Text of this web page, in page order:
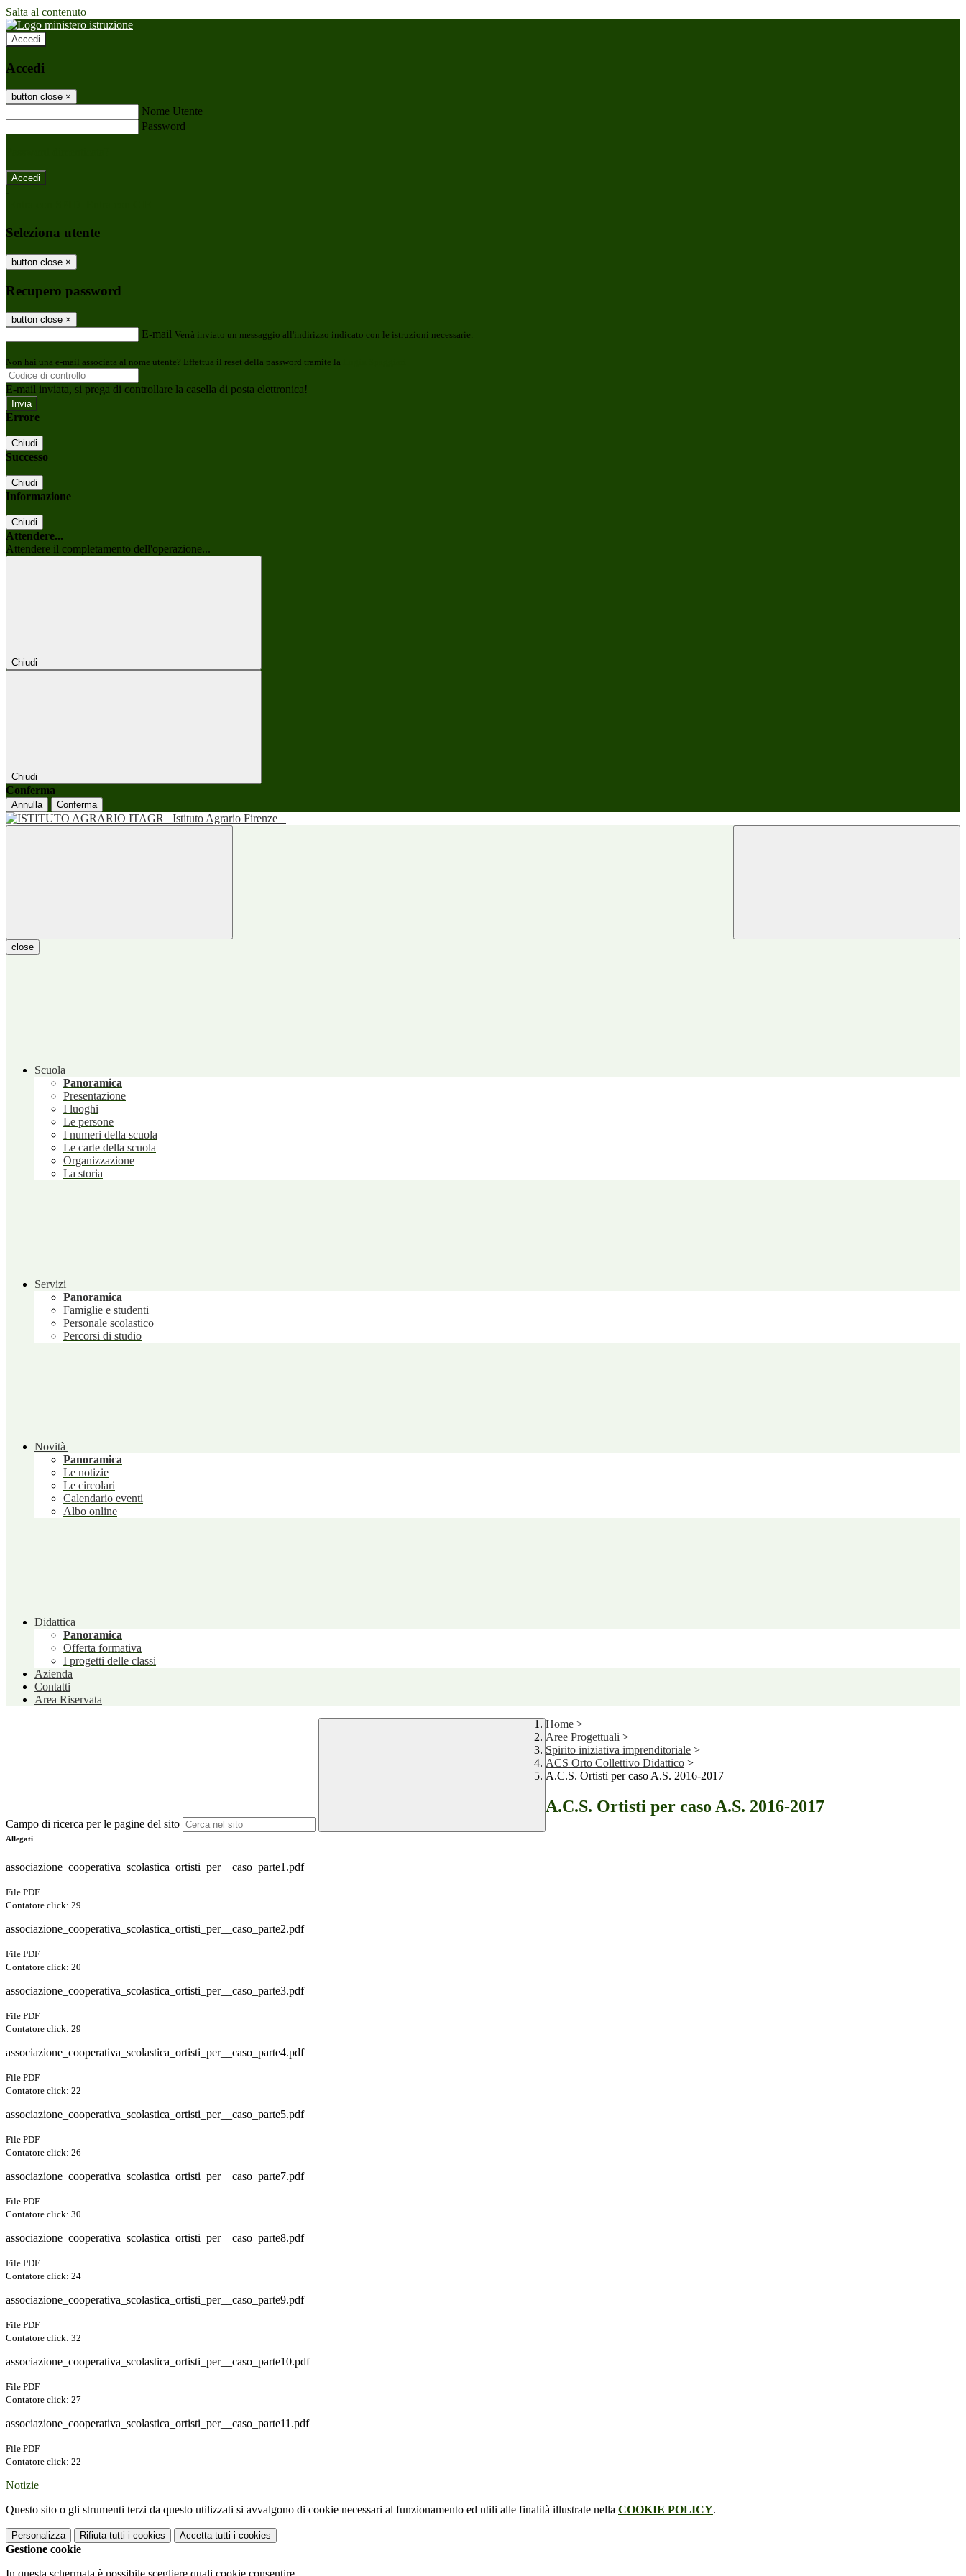
Salta al contenuto
Accedi
Accedi
button close ×
Nome Utente
Password
-
Seleziona utente
button close ×
Recupero password
button close ×
E-mail Verrà inviato un messaggio all'indirizzo indicato con le istruzioni necessarie.
Non hai una e-mail associata al nome utente? Effettua il reset della password tramite la
E-mail inviata, si prega di controllare la casella di posta elettronica!
Errore
Chiudi
Successo
Chiudi
Informazione
Chiudi
Attendere...
Attendere il completamento dell'operazione...
Chiudi
Chiudi
Conferma
Annulla Conferma
Istituto Agrario Firenze
close
Scuola
Panoramica
Presentazione
I luoghi
Le persone
I numeri della scuola
Le carte della scuola
Organizzazione
La storia
Servizi
Panoramica
Famiglie e studenti
Personale scolastico
Percorsi di studio
Novità
Panoramica
Le notizie
Le circolari
Calendario eventi
Albo online
Didattica
Panoramica
Offerta formativa
I progetti delle classi
Azienda
Contatti
Area Riservata
Campo di ricerca per le pagine del sito
Home >
Aree Progettuali >
Spirito iniziativa imprenditoriale >
ACS Orto Collettivo Didattico >
A.C.S. Ortisti per caso A.S. 2016-2017
A.C.S. Ortisti per caso A.S. 2016-2017
Allegati
associazione_cooperativa_scolastica_ortisti_per__caso_parte1.pdf
File PDF
Contatore click: 29
associazione_cooperativa_scolastica_ortisti_per__caso_parte2.pdf
File PDF
Contatore click: 20
associazione_cooperativa_scolastica_ortisti_per__caso_parte3.pdf
File PDF
Contatore click: 29
associazione_cooperativa_scolastica_ortisti_per__caso_parte4.pdf
File PDF
Contatore click: 22
associazione_cooperativa_scolastica_ortisti_per__caso_parte5.pdf
File PDF
Contatore click: 26
associazione_cooperativa_scolastica_ortisti_per__caso_parte7.pdf
File PDF
Contatore click: 30
associazione_cooperativa_scolastica_ortisti_per__caso_parte8.pdf
File PDF
Contatore click: 24
associazione_cooperativa_scolastica_ortisti_per__caso_parte9.pdf
File PDF
Contatore click: 32
associazione_cooperativa_scolastica_ortisti_per__caso_parte10.pdf
File PDF
Contatore click: 27
associazione_cooperativa_scolastica_ortisti_per__caso_parte11.pdf
File PDF
Contatore click: 22
Notizie
Questo sito o gli strumenti terzi da questo utilizzati si avvalgono di cookie necessari al funzionamento ed utili alle finalità illustrate nella COOKIE POLICY.
Personalizza Rifiuta tutti i cookies Accetta tutti i cookies
Gestione cookie